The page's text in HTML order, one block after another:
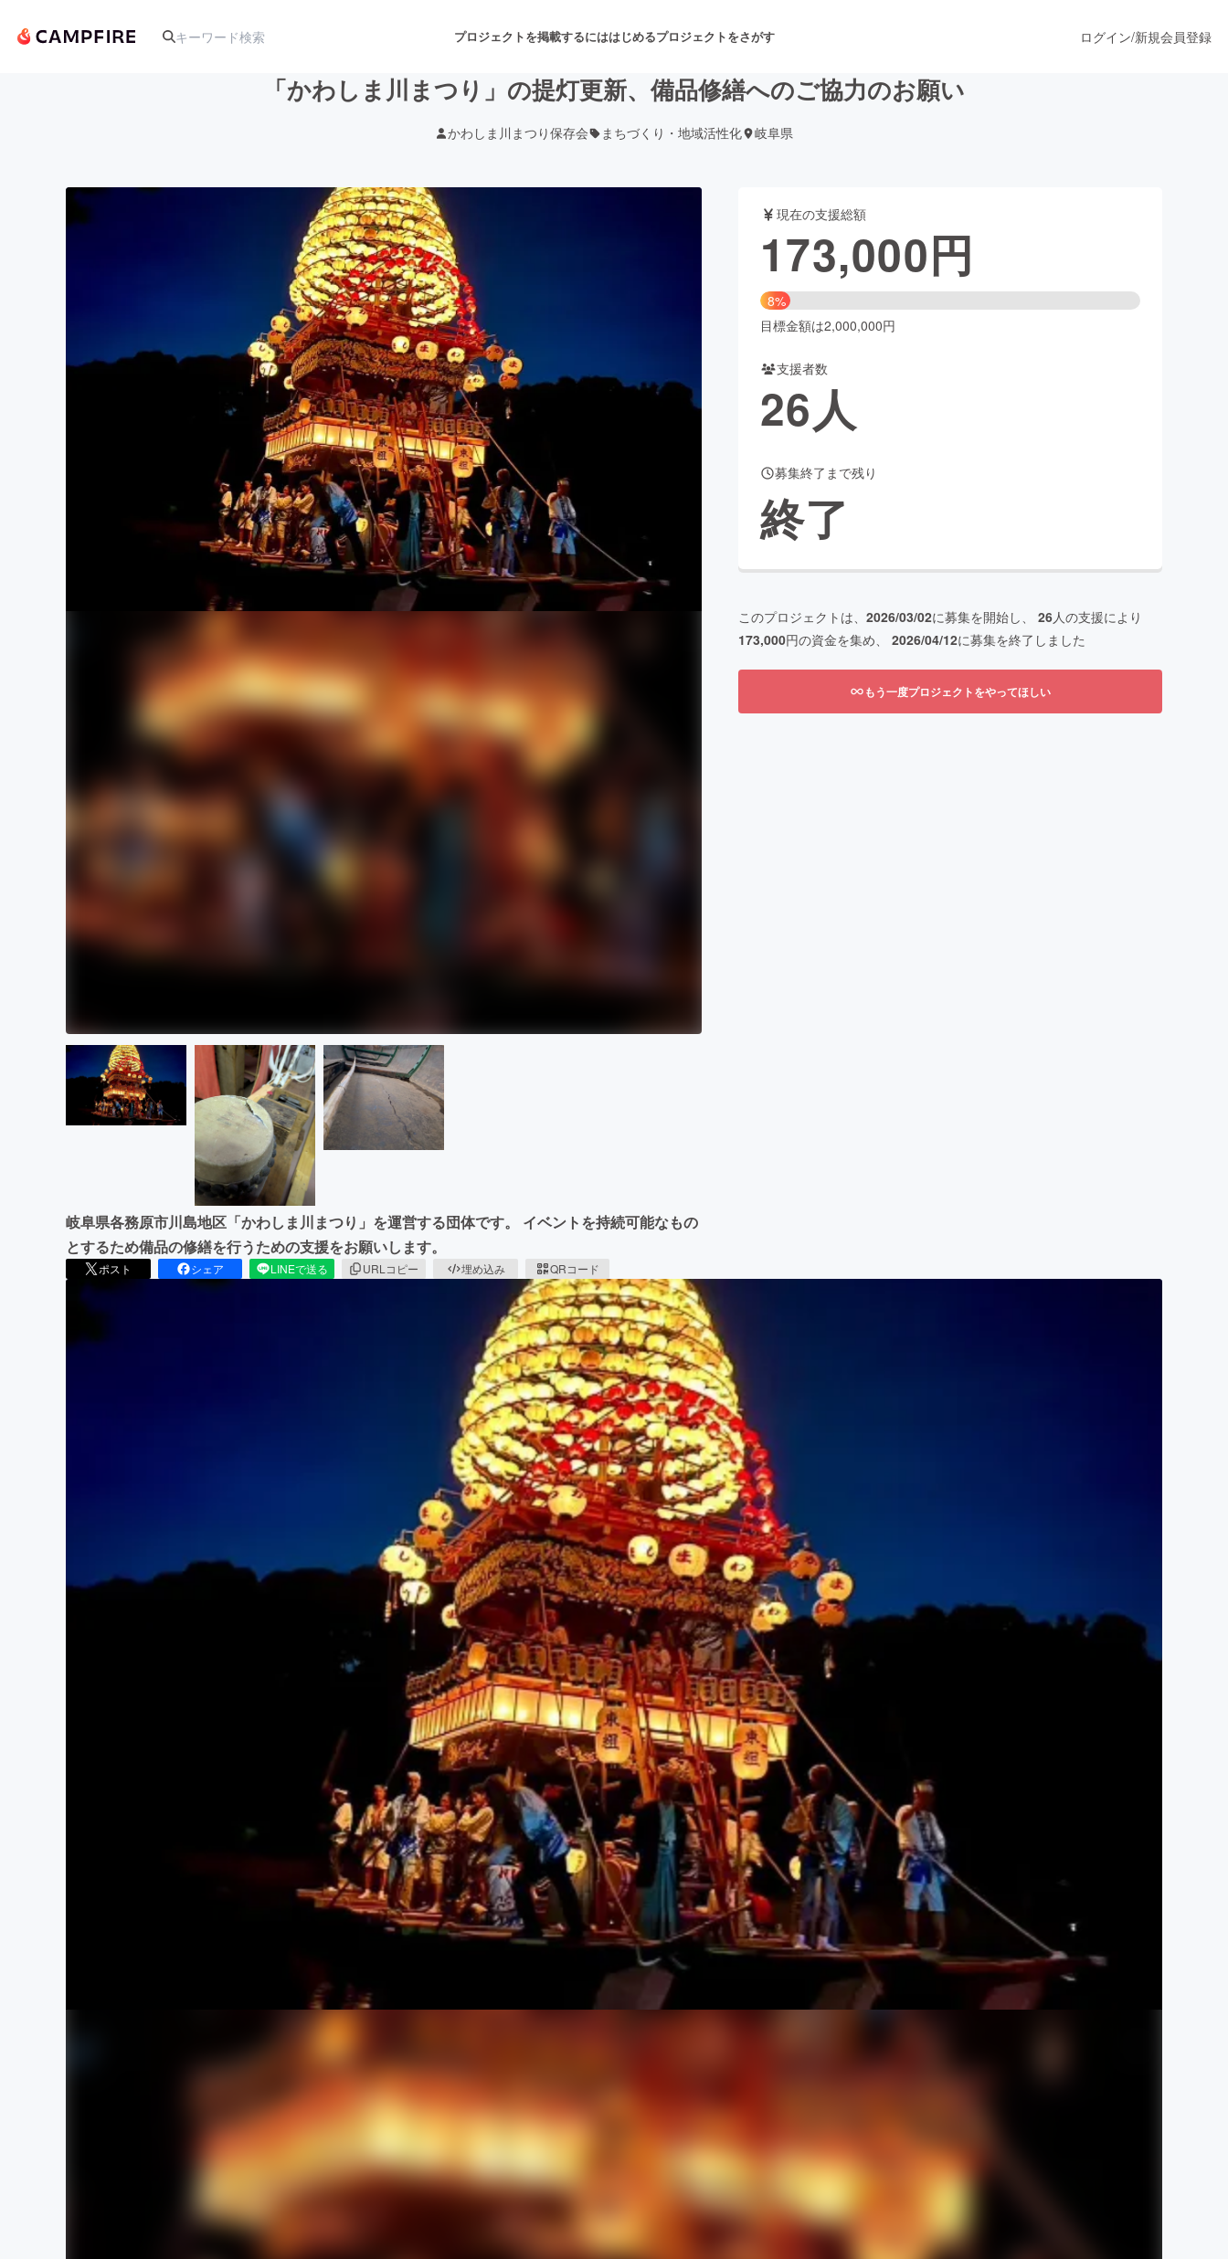
プロジェクトを掲載するにははじめるプロジェクトをさがす
音楽 舞台・パフォーマンス
テクノロジー・ガジェット ゲーム・サービス開発 ファッション
書籍・雑誌出版
ビジネス・起業 チャレンジ ビューティー・ヘルスケア
まちづくり・地域活性化
CAMPFIRE for Social Good
CAMPFIREふるさと納税
ログイン/新規会員登録
「かわしま川まつり」の提灯更新、備品修繕へのご協力のお願い
かわしま川まつり保存会 まちづくり・地域活性化 岐阜県
岐阜県各務原市川島地区「かわしま川まつり」を運営する団体です。 イベントを持続可能なもの
とするため備品の修繕を行うための支援をお願いします。
ポスト シェア LINEで送る URLコピー 埋め込み QRコード
現在の支援総額
173,000円
8%
目標金額は2,000,000円
支援者数
26人
募集終了まで残り
終了
このプロジェクトは、 2026/03/02に募集を開始し、 26人の支援により
173,000円の資金を集め、 2026/04/12に募集を終了しました
もう一度プロジェクトをやってほしい